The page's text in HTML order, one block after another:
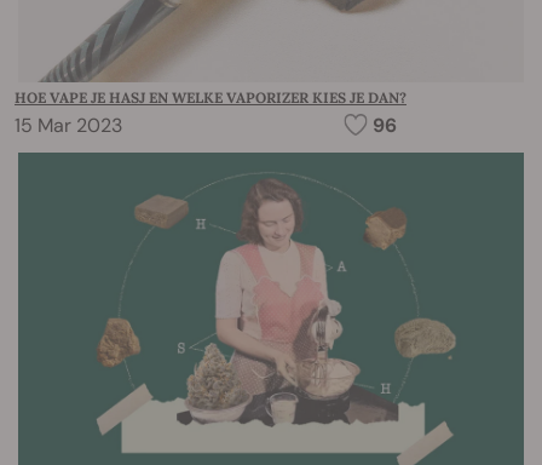
HOE VAPE JE HASJ EN WELKE VAPORIZER KIES JE DAN?
15 Mar 2023 96